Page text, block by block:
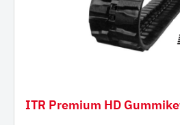
ITR Premium HD